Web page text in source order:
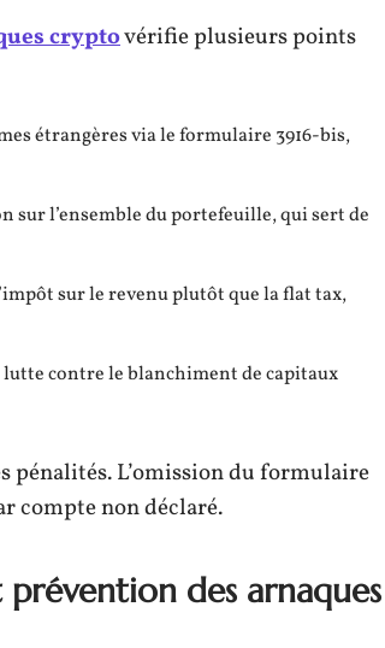
cryptovérifie plusieurs points
étrangères via le formulaire 3916-bis,
sur l’ensemble du portefeuille, qui sert de
sur le revenu plutôt que la flat tax,
lutte contre le blanchiment de capitaux
pénalités. L’omission du formulaire
compte non déclaré.
des arnaques